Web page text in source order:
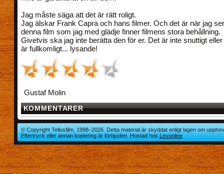
Jag måste säga att det är rätt roligt.
Jag älskar Frank Capra och hans filmer. Och det är när jag
denna film som jag med glädje finner filmens stora behållning.
Givetvis ska jag inte berätta den för er. Det är inte snuttigt
är fullkomligt... lysande!
Gustaf Molin
KOMMENTARER
© Copyright Tellusfilm, 1998–2026. Detta material är skyddat enligt lagen om
Eftertryck eller annan kopiering är förbjuden. Hostad hosLevonline